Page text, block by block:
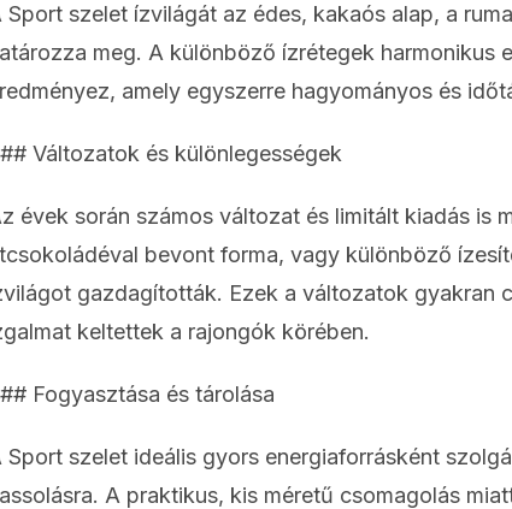
Sport szelet ízvilágát az édes, kakaós alap, a
meg. A különböző ízrétegek harmonikus
amely egyszerre hagyományos és
Változatok és különlegességek
évek során számos változat és limitált kiadás is
bevont forma, vagy különböző
gazdagították. Ezek a változatok gyakran
keltettek a rajongók körében.
Fogyasztása és tárolása
Sport szelet ideális gyors energiaforrásként
A praktikus, kis méretű csomagolás